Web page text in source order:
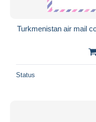
Turkmenistan air mail
Status